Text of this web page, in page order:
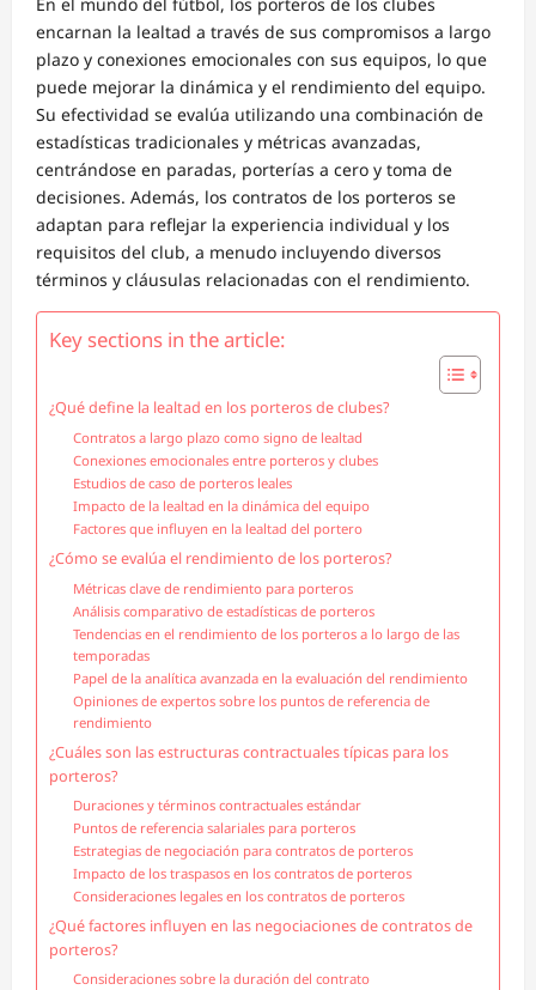
encarnan la lealtad a través de sus compromisos a largo
plazo y conexiones emocionales con sus equipos, lo que
puede mejorar la dinámica y el rendimiento del equipo.
Su efectividad se evalúa utilizando una combinación de
estadísticas tradicionales y métricas avanzadas,
centrándose en paradas, porterías a cero y toma de
decisiones. Además, los contratos de los porteros se
adaptan para reflejar la experiencia individual y los
requisitos del club, a menudo incluyendo diversos
términos y cláusulas relacionadas con el rendimiento.
Key sections in the article:
¿Qué define la lealtad en los porteros de clubes?
Contratos a largo plazo como signo de lealtad
Conexiones emocionales entre porteros y clubes
Estudios de caso de porteros leales
Impacto de la lealtad en la dinámica del equipo
Factores que influyen en la lealtad del portero
¿Cómo se evalúa el rendimiento de los porteros?
Métricas clave de rendimiento para porteros
Análisis comparativo de estadísticas de porteros
Tendencias en el rendimiento de los porteros a lo largo de las
temporadas
Papel de la analítica avanzada en la evaluación del rendimiento
Opiniones de expertos sobre los puntos de referencia de
rendimiento
¿Cuáles son las estructuras contractuales típicas para los
porteros?
Duraciones y términos contractuales estándar
Puntos de referencia salariales para porteros
Estrategias de negociación para contratos de porteros
Impacto de los traspasos en los contratos de porteros
Consideraciones legales en los contratos de porteros
¿Qué factores influyen en las negociaciones de contratos de
porteros?
Consideraciones sobre la duración del contrato